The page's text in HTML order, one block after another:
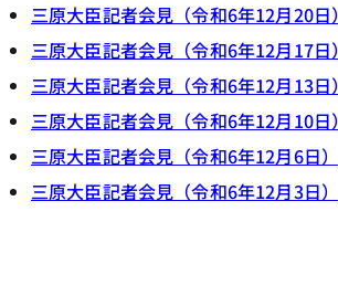
三原大臣記者会見（令和6年12月20日）
三原大臣記者会見（令和6年12月17日）
三原大臣記者会見（令和6年12月13日）
三原大臣記者会見（令和6年12月10日）
三原大臣記者会見（令和6年12月6日）
三原大臣記者会見（令和6年12月3日）